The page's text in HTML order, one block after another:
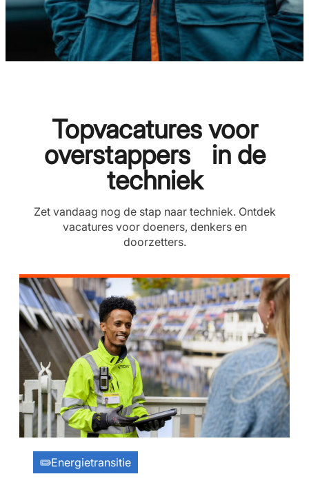
Topvacatures voor
overstappers in de
techniek
Zet vandaag nog de stap naar techniek. Ontdek
vacatures voor doeners, denkers en
doorzetters.
Energietransitie